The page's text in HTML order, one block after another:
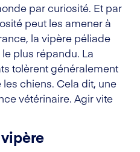
par curiosité. Et par
peut les amener à
la vipère péliade
plus répandu. La
tolèrent généralement
chiens. Cela dit, une
vétérinaire. Agir vite